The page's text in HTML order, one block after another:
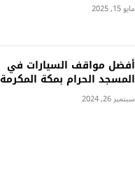
مايو 15, 2025
أفضل مواقف السيارات في
المسجد الحرام بمكة المكرمة
سبتمبر 26, 2024